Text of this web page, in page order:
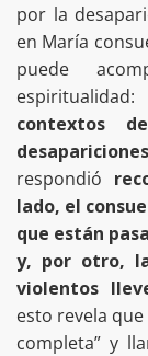
por la
en María
puede
contextos
respondió
lado, el
que están
y, por otro,
violentos
esto revela
completa” y